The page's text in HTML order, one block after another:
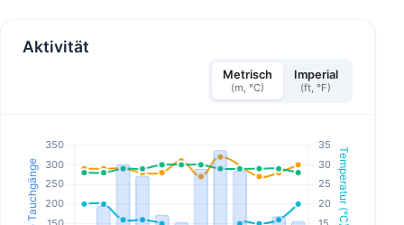
Aktivität
Metrisch
(m, °C)
Imperial
(ft, °F)